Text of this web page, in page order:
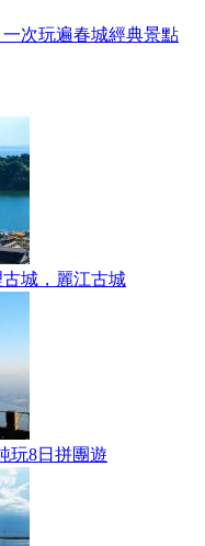
次玩遍春城經典景點
城，麗江古城
玩8日拼團遊